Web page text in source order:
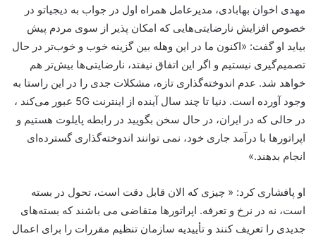
مهدی اخوان بهابادی، مدیرعامل همراه اول در جواب به دیجیاتو در
خصوص افزایش نارضایتی‌هایی که امکان پذیر از سوی مردم پیش
بیاید او گفت: «اکنون ما در این وهله بین گزینه خوب و خوب‌تر در حال
تصمیم‌گیری نیستیم و اگر این اتفاق نیفتد، نارضایتی‌ها بیش‌تر هم
خواهد شد. عدم اندوخته‌گذاری تازه، مشکلات جدی را در این راستا به
وجود آورده است. دنیا تا چند سال آینده از اینترنت 5G عبور می‌کند ،
در حالی که در ایران، در حال سخن بگویید در رابطه پایلوت هستیم و
اپراتورها با درآمد جاری خود، نمی توانند اندوخته‌گذاری گسترده‌ای
انجام بدهند.»
او پافشاری کرد: « چیزی که الان قابل دقت است، تحول در بسته
است، نه در نرخ و تعرفه. اپراتورها متقاضی می باشند که بسته‌های
جدیدی را تعریف کنند و تأییدیه سازمان تنظیم مقررات را برای اعمال